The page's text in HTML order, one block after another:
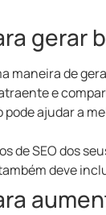
gerar
maneira de
e
pode ajudar a
de SEO dos
deve